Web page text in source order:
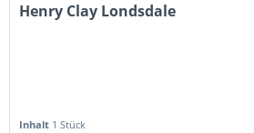
Henry Clay Londsdale
Inhalt 1 Stück